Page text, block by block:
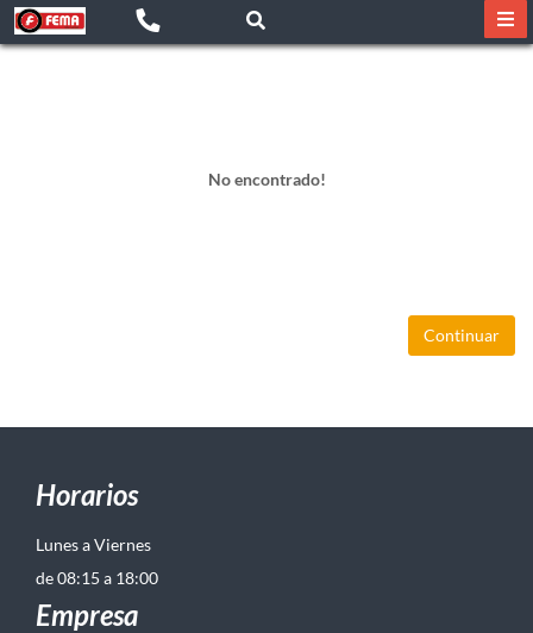
No encontrado!
Continuar
Horarios
Lunes a Viernes
de 08:15 a 18:00
Empresa